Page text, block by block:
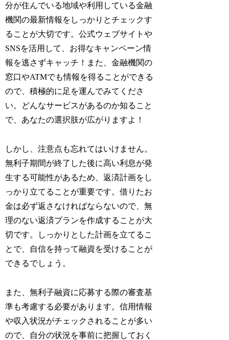
分が住んでいる地域や利用している金融
機関の最新情報をしっかりとチェックす
ることが大切です。公式ウェブサイトや
SNSを活用して、お得なキャンペーン情
報を逃さずキャッチ！また、金融機関の
窓口やATMでも情報を得ることができる
ので、積極的に足を運んでみてくださ
い。どんなサービスがあるのか知ること
で、あなたの選択肢が広がりますよ！
しかし、注意点も忘れてはいけません。
無利子期間が終了した後に高い利息が発
生する可能性があるため、返済計画をし
っかり立てることが重要です。借りたお
金は必ず返さなければならないので、無
理のない返済プランを作成することが大
切です。しっかりとした計画を立てるこ
とで、自信を持って融資を受けることが
できるでしょう。
また、無利子融資に応募する際の審査基
準も考慮する必要があります。信用情報
や収入状況がチェックされることが多い
ので、自分の状況を事前に把握しておく